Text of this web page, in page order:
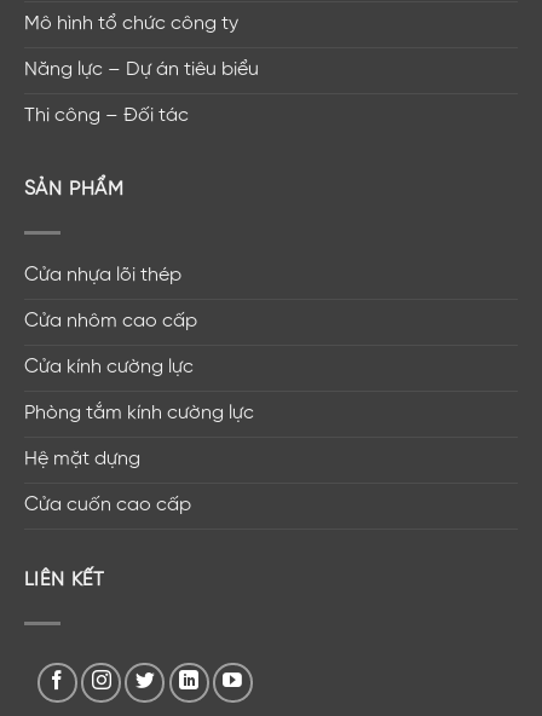
Mô hình tổ chức công ty
Năng lực – Dự án tiêu biểu
Thi công – Đối tác
SẢN PHẨM
Cửa nhựa lõi thép
Cửa nhôm cao cấp
Cửa kính cường lực
Phòng tắm kính cường lực
Hệ mặt dựng
Cửa cuốn cao cấp
LIÊN KẾT